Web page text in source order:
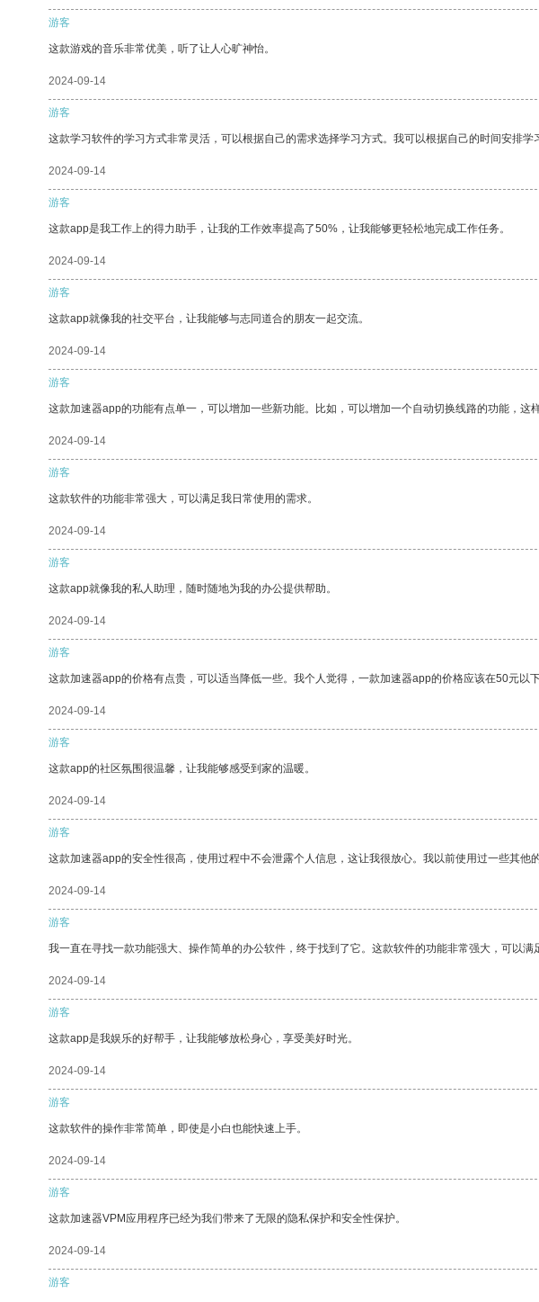
游客
这款游戏的音乐非常优美，听了让人心旷神怡。
2024-09-14
游客
这款学习软件的学习方式非常灵活，可以根据自己的需求选择学习方式。我可以根据自己的时间安排学
2024-09-14
游客
这款app是我工作上的得力助手，让我的工作效率提高了50%，让我能够更轻松地完成工作任务。
2024-09-14
游客
这款app就像我的社交平台，让我能够与志同道合的朋友一起交流。
2024-09-14
游客
这款加速器app的功能有点单一，可以增加一些新功能。比如，可以增加一个自动切换线路的功能，这
2024-09-14
游客
这款软件的功能非常强大，可以满足我日常使用的需求。
2024-09-14
游客
这款app就像我的私人助理，随时随地为我的办公提供帮助。
2024-09-14
游客
这款加速器app的价格有点贵，可以适当降低一些。我个人觉得，一款加速器app的价格应该在50元以下
2024-09-14
游客
这款app的社区氛围很温馨，让我能够感受到家的温暖。
2024-09-14
游客
这款加速器app的安全性很高，使用过程中不会泄露个人信息，这让我很放心。我以前使用过一些其他
2024-09-14
游客
我一直在寻找一款功能强大、操作简单的办公软件，终于找到了它。这款软件的功能非常强大，可以
2024-09-14
游客
这款app是我娱乐的好帮手，让我能够放松身心，享受美好时光。
2024-09-14
游客
这款软件的操作非常简单，即使是小白也能快速上手。
2024-09-14
游客
这款加速器VPM应用程序已经为我们带来了无限的隐私保护和安全性保护。
2024-09-14
游客